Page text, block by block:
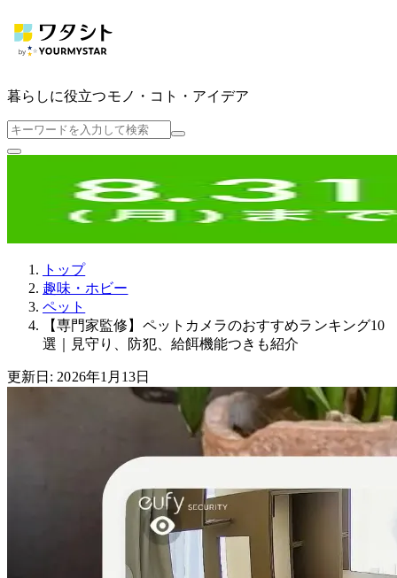
暮らしに役立つモノ・コト・アイデア
トップ
趣味・ホビー
ペット
【専門家監修】ペットカメラのおすすめランキング10
選｜見守り、防犯、給餌機能つきも紹介
更新日: 2026年1月13日